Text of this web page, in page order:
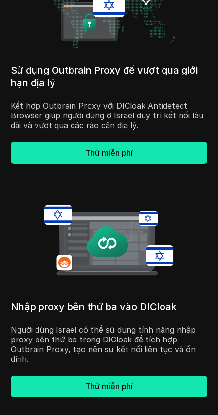
Sử dụng Outbrain Proxy để vượt qua giới
hạn địa lý
Kết hợp Outbrain Proxy với DICloak Antidetect
Browser giúp người dùng ở Israel duy trì kết nối lâu
dài và vượt qua các rào cản địa lý.
Thử miễn phí
Nhập proxy bên thứ ba vào DICloak
Người dùng Israel có thể sử dụng tính năng nhập
proxy bên thứ ba trong DICloak để tích hợp
Outbrain Proxy, tạo nên sự kết nối liên tục và ổn
định.
Thử miễn phí